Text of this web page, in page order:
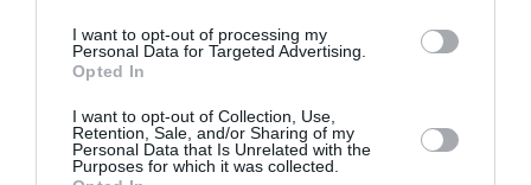
I want to opt-out of processing my
Personal Data for Targeted Advertising.
Opted In
I want to opt-out of Collection, Use,
Retention, Sale, and/or Sharing of my
Personal Data that Is Unrelated with the
Purposes for which it was collected.
SOUL - HIP HOP - RNB
ΚΑΛΟΚΑΙΡΙΝΕΣ ΣΥΝΑΥΛΙΕΣ
ΚΟΙΝΩΝΙΚΗ ΕΥΘΥΝΗ
ΣΥΝΑΥΛΙΕΣ 2026
Newsletter
Κάθε βδομάδα στο e-mail σας τα τελευταία νέα για